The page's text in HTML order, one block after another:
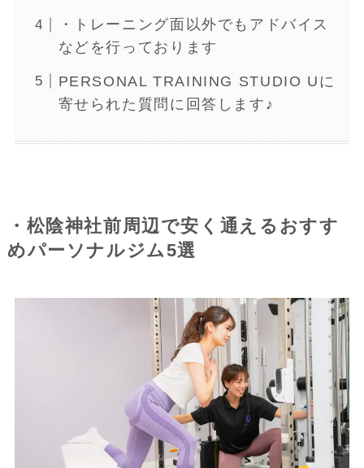
・トレーニング面以外でもアドバイス
などを行っております
PERSONAL TRAINING STUDIO Uに
寄せられた質問に回答します♪
・松陰神社前周辺で安く通えるおすす
めパーソナルジム5選